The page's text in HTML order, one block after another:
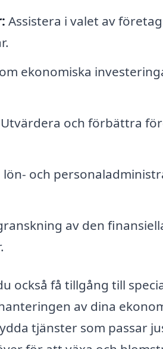
Assistera i valet av
ekonomiska
Utvärdera och förbättra
lön- och
av den
också få tillgång till
av dina
tjänster som passar